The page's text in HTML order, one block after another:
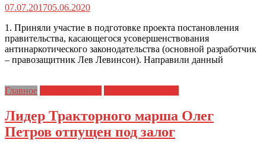
07.07.201705.06.2020
1. Приняли участие в подготовке проекта постановления
правительства, касающегося усовершенствования
антинаркотического законодательства (основной разработчик
– правозащитник Лев Левинсон). Направили данный
Главное
Лидер Тракторного марша Олег
Петров отпущен под залог